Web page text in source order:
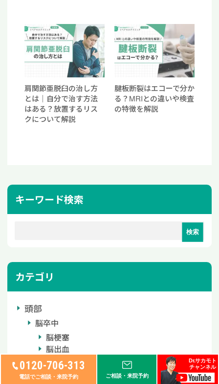
0120-706-313
電話でご相談・来院予約 ご相談・来院予約
Dr.サカモト
チャンネル
肩関節亜脱臼の治し方
とは｜自分で治す方法
はある？放置するリス
クについて解説
腱板断裂はエコーで分か
る？MRIとの違いや検査
の特徴を解説
キーワード検索
カテゴリ
頭部
脳卒中
脳梗塞
脳出血
くも膜下出血
頭部、その他疾患